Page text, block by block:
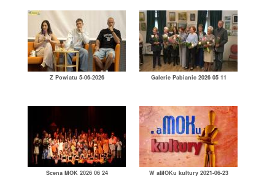
Z Powiatu 5-06-2026 Galerie Pabianic 2026 05 11
Scena MOK 2026 06 24 W aMOKu kultury 2021-06-23